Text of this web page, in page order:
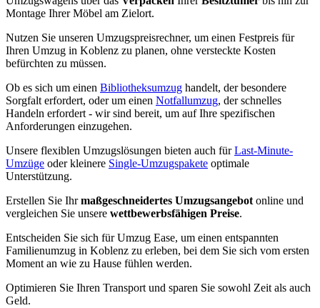
Montage Ihrer Möbel am Zielort.
Nutzen Sie unseren Umzugspreisrechner, um einen Festpreis für
Ihren Umzug in Koblenz zu planen, ohne versteckte Kosten
befürchten zu müssen.
Ob es sich um einen Bibliotheksumzug handelt, der besondere
Sorgfalt erfordert, oder um einen Notfallumzug, der schnelles
Handeln erfordert - wir sind bereit, um auf Ihre spezifischen
Anforderungen einzugehen.
Unsere flexiblen Umzugslösungen bieten auch fürLast-Minute-
Umzüge oder kleinere Single-Umzugspakete optimale
Unterstützung.
Erstellen Sie Ihrmaßgeschneidertes Umzugsangebot online und
vergleichen Sie unsere wettbewerbsfähigen Preise.
Entscheiden Sie sich für Umzug Ease, um einen entspannten
Familienumzug in Koblenz zu erleben, bei dem Sie sich vom ersten
Moment an wie zu Hause fühlen werden.
Optimieren Sie Ihren Transport und sparen Sie sowohl Zeit als auch
Geld.